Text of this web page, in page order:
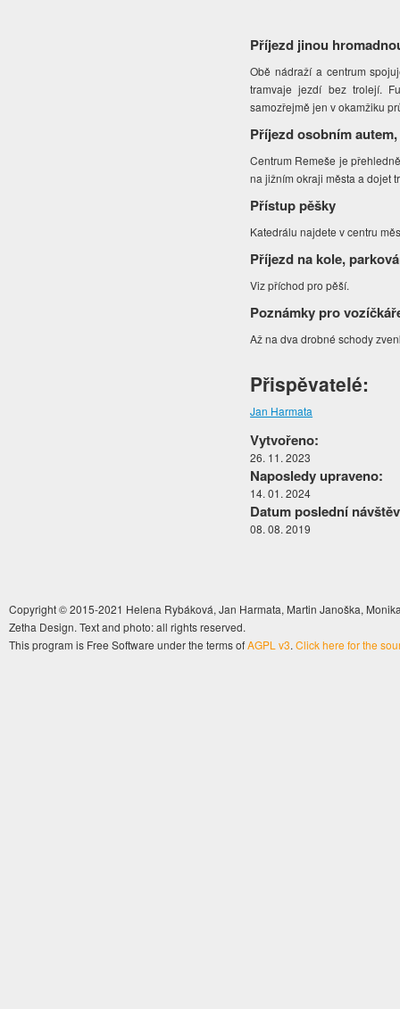
Příjezd jinou
Obě nádraží a centrum
tramvaje jezdí bez trolejí.
samozřejmě jen v okamžiku
Příjezd osobním
Centrum Remeše je
na jižním okraji města a dojet
Přístup pěšky
Katedrálu najdete v centru
Příjezd na kole,
Viz příchod pro pěší.
Poznámky pro
Až na dva drobné schody
Přispěvatelé:
Jan Harmata
Vytvořeno:
26. 11. 2023
Naposledy upraveno:
14. 01. 2024
Datum poslední
08. 08. 2019
Copyright © 2015-2021 Helena Rybáková, Jan Harmata, Martin Janoška,
Zetha Design. Text and photo: all rights reserved.
This program is Free Software under the terms ofAGPL v3. Click here for the